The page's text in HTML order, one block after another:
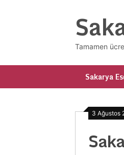
Tamamen
Sakarya
3 Ağustos